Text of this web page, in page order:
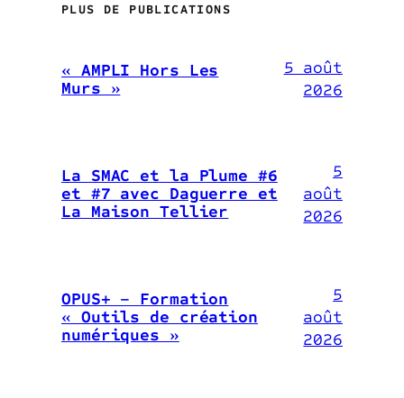
PLUS DE PUBLICATIONS
« AMPLI Hors Les
Murs »
5 août
2026
La SMAC et la Plume #6
et #7 avec Daguerre et
La Maison Tellier
5
août
2026
OPUS+ – Formation
« Outils de création
numériques »
5
août
2026